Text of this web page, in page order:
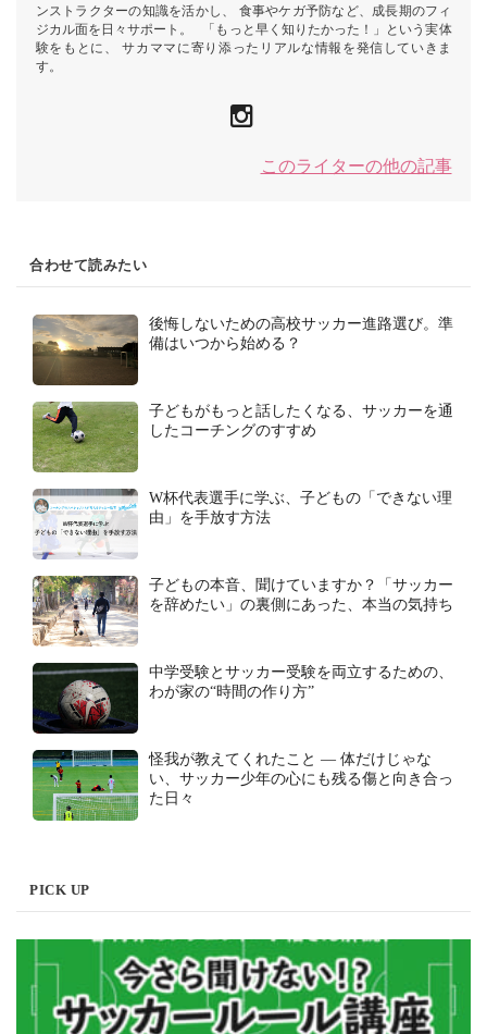
ンストラクターの知識を活かし、 食事やケガ予防など、成長期のフィ
ジカル面を日々サポート。 「もっと早く知りたかった！」という実体
験をもとに、 サカママに寄り添ったリアルな情報を発信していきま
す。
このライターの他の記事
合わせて読みたい
後悔しないための高校サッカー進路選び。準
備はいつから始める？
子どもがもっと話したくなる、サッカーを通
したコーチングのすすめ
W杯代表選手に学ぶ、子どもの「できない理
由」を手放す方法
子どもの本音、聞けていますか？「サッカー
を辞めたい」の裏側にあった、本当の気持ち
中学受験とサッカー受験を両立するための、
わが家の“時間の作り方”
怪我が教えてくれたこと ― 体だけじゃな
い、サッカー少年の心にも残る傷と向き合っ
た日々
PICK UP